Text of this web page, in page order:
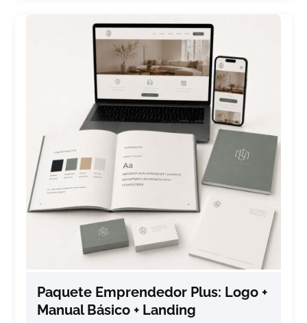
Paquete Emprendedor Plus: Logo +
Manual Básico + Landing